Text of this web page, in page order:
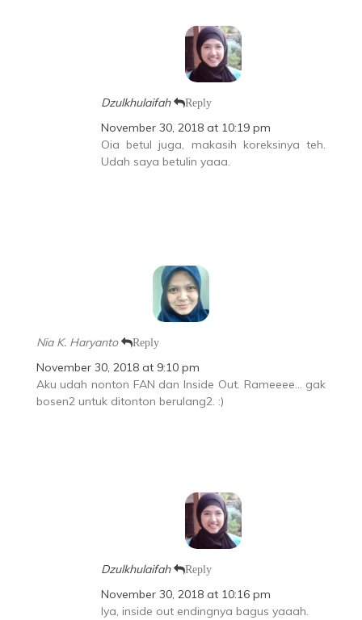
Dzulkhulaifah Reply
November 30, 2018 at 10:19 pm
Oia betul juga, makasih koreksinya teh.
Udah saya betulin yaaa.
Nia K. Haryanto Reply
November 30, 2018 at 9:10 pm
Aku udah nonton FAN dan Inside Out. Rameeee… gak
bosen2 untuk ditonton berulang2. :)
Dzulkhulaifah Reply
November 30, 2018 at 10:16 pm
Iya, inside out endingnya bagus yaaah.